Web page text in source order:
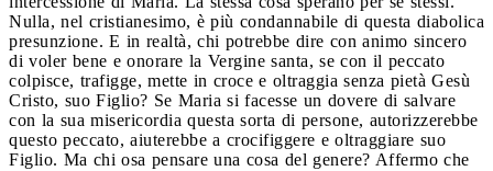
Nulla, nel cristianesimo, è più condannabile di questa diabolica
presunzione. E in realtà, chi potrebbe dire con animo sincero
di voler bene e onorare la Vergine santa, se con il peccato
colpisce, trafigge, mette in croce e oltraggia senza pietà Gesù
Cristo, suo Figlio? Se Maria si facesse un dovere di salvare
con la sua misericordia questa sorta di persone, autorizzerebbe
questo peccato, aiuterebbe a crocifiggere e oltraggiare suo
Figlio. Ma chi osa pensare una cosa del genere? Affermo che